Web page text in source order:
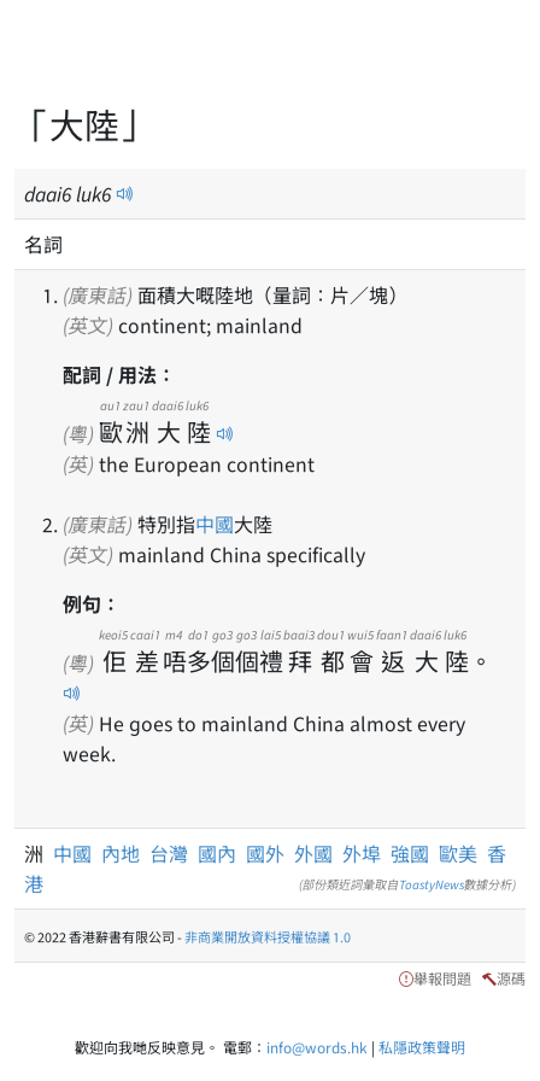
「大陸」
daai6luk6
名詞
(廣東話) 面積大嘅陸地（量詞：片／塊）
(英文) continent; mainland
配詞 / 用法：
(粵) 歐
au1
洲
zau1
大
daai6
陸
luk6
(英) the European continent
(廣東話) 特別指中國大陸
(英文) mainland China specifically
例句：
(粵) 佢
keoi5
差
caai1
唔
m4
多
do1
個
go3
個
go3
禮
lai5
拜
baai3
都
dou1
會
wui5
返
faan1
大
daai6
陸
luk6
。
(英) He goes to mainland China almost every
week.
洲 中國 內地 台灣 國內 國外 外國 外埠 強國 歐美 香
港
(部份類近詞彙取自ToastyNews數據分析)
© 2022 香港辭書有限公司 -非商業開放資料授權協議 1.0
舉報問題 源碼
歡迎向我哋反映意見。 電郵： info@words.hk | 私隱政策聲明